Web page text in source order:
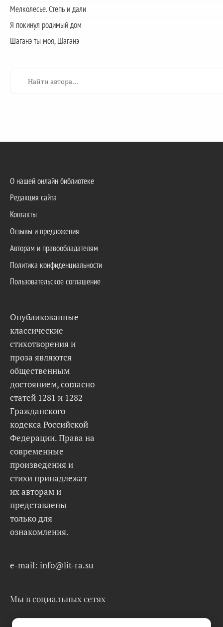
Мелколесье. Степь и дали
Я покинул родимый дом
Шаганэ ты моя, Шаганэ
О нашей онлайн библиотеке
Редакция сайта
Контакты
Отзывы и предложения
Авторам и правообладателям
Политика конфиденциальности
Пользовательское соглашение
Опубликованные
классические
стихотворения и
проза являются
общественным
достоянием, согласно
статей 1281 и 1282
Гражданского
кодекса Российской
Федерации. Права на
современные
произведения и
стихи принадлежат
их авторам и
представлены
только для
ознакомления.
e-mail: info@lit-ra.su
Мы в социальных сетях